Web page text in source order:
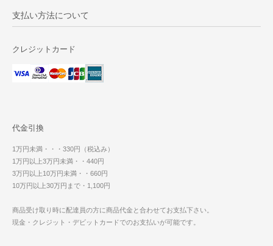
支払い方法について
クレジットカード
代金引換
1万円未満・・・330円（税込み）
1万円以上3万円未満・・440円
3万円以上10万円未満・・660円
10万円以上30万円まで・1,100円
商品受け取り時に配達員の方に商品代金と合わせてお支払下さい。
現金・クレジット・デビットカードでのお支払いが可能です。